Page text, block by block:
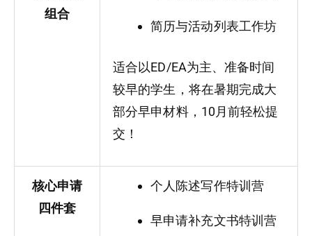
组合
简历与活动列表工作坊
适合以ED/EA为主、准备时间
较早的学生，将在暑期完成大
部分早申材料，10月前轻松提
交！
核心申请
四件套
个人陈述写作特训营
早申请补充文书特训营